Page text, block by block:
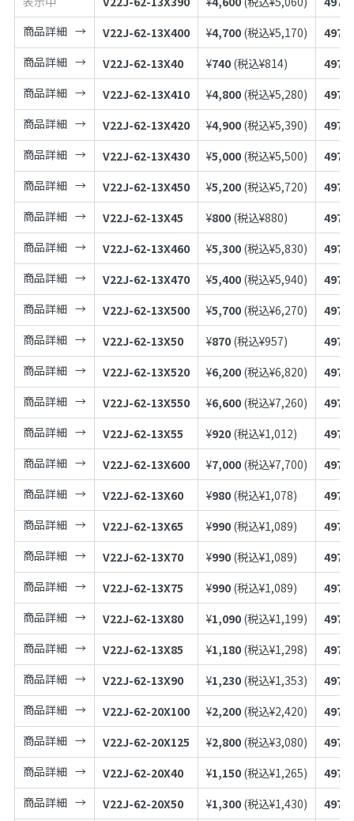
商品詳細
V22J-62-13X400 ¥4,700 (税込¥5,170)
商品詳細
V22J-62-13X40 ¥740 (税込¥814)
商品詳細
V22J-62-13X410 ¥4,800 (税込¥5,280)
商品詳細
V22J-62-13X420 ¥4,900 (税込¥5,390)
商品詳細
V22J-62-13X430 ¥5,000 (税込¥5,500)
商品詳細
V22J-62-13X450 ¥5,200 (税込¥5,720)
商品詳細
V22J-62-13X45 ¥800 (税込¥880)
商品詳細
V22J-62-13X460 ¥5,300 (税込¥5,830)
商品詳細
V22J-62-13X470 ¥5,400 (税込¥5,940)
商品詳細
V22J-62-13X500 ¥5,700 (税込¥6,270)
商品詳細
V22J-62-13X50 ¥870 (税込¥957)
商品詳細
V22J-62-13X520 ¥6,200 (税込¥6,820)
商品詳細
V22J-62-13X550 ¥6,600 (税込¥7,260)
商品詳細
V22J-62-13X55 ¥920 (税込¥1,012)
商品詳細
V22J-62-13X600 ¥7,000 (税込¥7,700)
商品詳細
V22J-62-13X60 ¥980 (税込¥1,078)
商品詳細
V22J-62-13X65 ¥990 (税込¥1,089)
商品詳細
V22J-62-13X70 ¥990 (税込¥1,089)
商品詳細
V22J-62-13X75 ¥990 (税込¥1,089)
商品詳細
V22J-62-13X80 ¥1,090 (税込¥1,199)
商品詳細
V22J-62-13X85 ¥1,180 (税込¥1,298)
商品詳細
V22J-62-13X90 ¥1,230 (税込¥1,353)
商品詳細
V22J-62-20X100 ¥2,200 (税込¥2,420)
商品詳細
V22J-62-20X125 ¥2,800 (税込¥3,080)
商品詳細
V22J-62-20X40 ¥1,150 (税込¥1,265)
商品詳細
V22J-62-20X50 ¥1,300 (税込¥1,430)